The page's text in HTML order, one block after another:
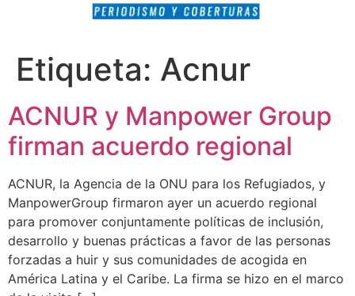
Etiqueta: Acnur
ACNUR y Manpower Group
firman acuerdo regional
ACNUR, la Agencia de la ONU para los Refugiados, y
ManpowerGroup firmaron ayer un acuerdo regional
para promover conjuntamente políticas de inclusión,
desarrollo y buenas prácticas a favor de las personas
forzadas a huir y sus comunidades de acogida en
América Latina y el Caribe. La firma se hizo en el marco